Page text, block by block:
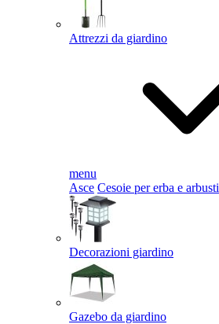
Attrezzi da giardino
menu
Asce Cesoie per erba e arbusti
Decorazioni giardino
Gazebo da giardino